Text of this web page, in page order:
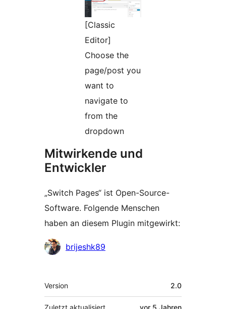
[Classic
Editor]
Choose the
page/post you
want to
navigate to
from the
dropdown
Mitwirkende und
Entwickler
„Switch Pages“ ist Open-Source-
Software. Folgende Menschen
haben an diesem Plugin mitgewirkt:
Mitwirkende
brijeshk89
Meta
Version 2.0